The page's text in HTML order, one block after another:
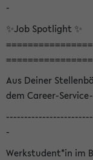
-
✨Job Spotlight ✨
Aus Deiner
dem Career-
-
Werkstudent*in im